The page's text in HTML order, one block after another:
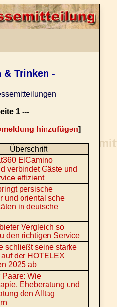
& Trinken -
1 ---
hinzufügen]
Überschrift
ElCamino
verbindet Gäste und
effizient
persische
und orientalische
in deutsche
Vergleich so
den richtigen Service
schließt seine starke
auf der HOTELEX
2025 ab
Paare: Wie
Eheberatung und
den Alltag